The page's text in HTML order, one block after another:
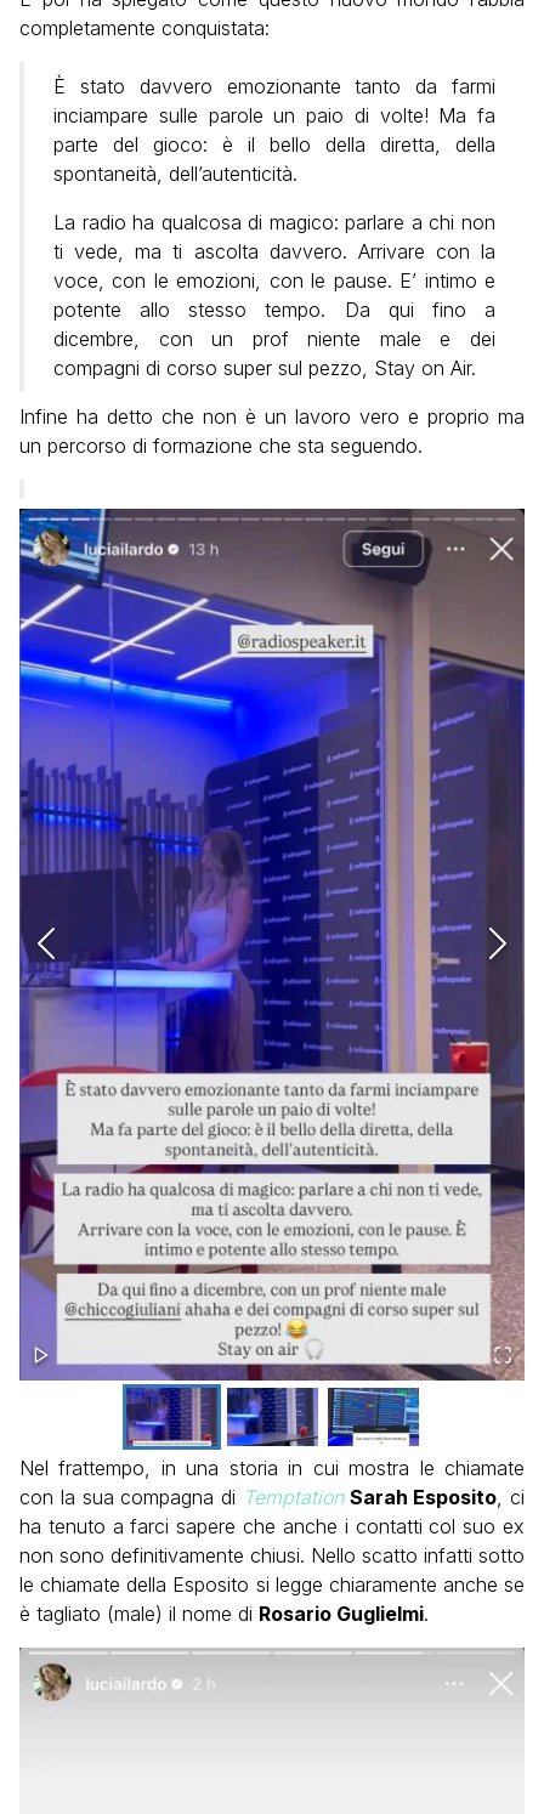
completamente conquistata:
È stato davvero emozionante tanto da farmi
inciampare sulle parole un paio di volte! Ma fa
parte del gioco: è il bello della diretta, della
spontaneità, dell’autenticità.
La radio ha qualcosa di magico: parlare a chi non
ti vede, ma ti ascolta davvero. Arrivare con la
voce, con le emozioni, con le pause. E’ intimo e
potente allo stesso tempo. Da qui fino a
dicembre, con un prof niente male e dei
compagni di corso super sul pezzo, Stay on Air.
Infine ha detto che non è un lavoro vero e proprio ma
un percorso di formazione che sta seguendo.
Nel frattempo, in una storia in cui mostra le chiamate
con la sua compagna di TemptationSarah Esposito , ci
ha tenuto a farci sapere che anche i contatti col suo ex
non sono definitivamente chiusi. Nello scatto infatti sotto
le chiamate della Esposito si legge chiaramente anche se
è tagliato (male) il nome di Rosario Guglielmi.